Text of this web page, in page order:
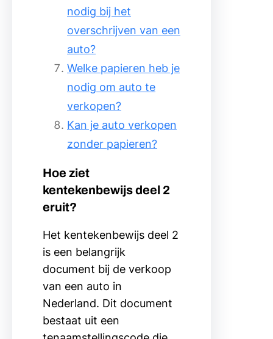
nodig bij het
overschrijven van een
auto?
Welke papieren heb je
nodig om auto te
verkopen?
Kan je auto verkopen
zonder papieren?
Hoe ziet
kentekenbewijs deel 2
eruit?
Het kentekenbewijs deel 2
is een belangrijk
document bij de verkoop
van een auto in
Nederland. Dit document
bestaat uit een